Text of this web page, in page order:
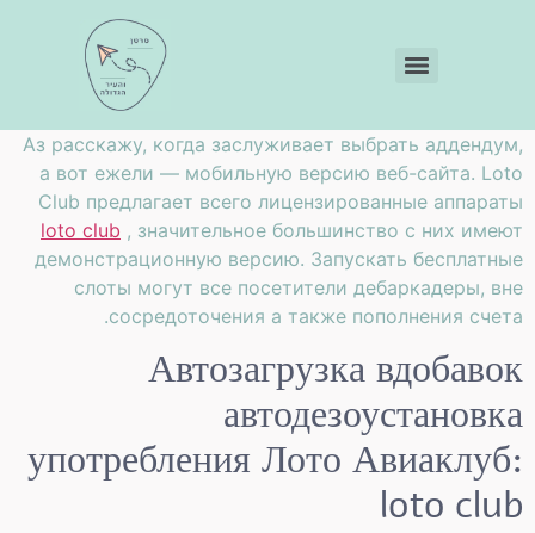
Аз расскажу, когда заслуживает выбрать аддендум,
а вот ежели — мобильную версию веб-сайта. Loto
Club предлагает всего лицензированные аппараты
loto club , значительное большинство с них имеют
демонстрационную версию. Запускать бесплатные
слоты могут все посетители дебаркадеры, вне
сосредоточения а также пополнения счета.
Автозагрузка вдобавок
автодезоустановка
употребления Лото Авиаклуб:
loto club